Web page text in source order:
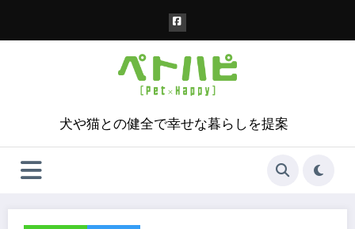
犬や猫との健全で幸せな暮らしを提案